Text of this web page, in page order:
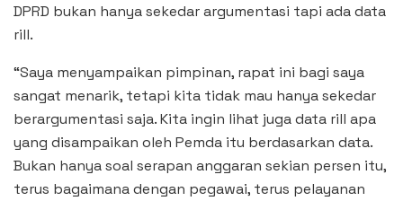
DPRD bukan hanya sekedar argumentasi tapi ada data
rill.
“Saya menyampaikan pimpinan, rapat ini bagi saya
sangat menarik, tetapi kita tidak mau hanya sekedar
berargumentasi saja. Kita ingin lihat juga data rill apa
yang disampaikan oleh Pemda itu berdasarkan data.
Bukan hanya soal serapan anggaran sekian persen itu,
terus bagaimana dengan pegawai, terus pelayanan